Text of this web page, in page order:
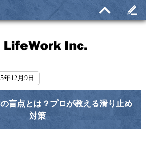
年12月9日
盲点とは？プロが教える滑り止め
対策